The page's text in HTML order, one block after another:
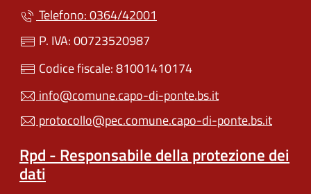
Telefono: 0364/42001
P. IVA: 00723520987
Codice fiscale: 81001410174
info@comune.capo-di-ponte.bs.it
protocollo@pec.comune.capo-di-ponte.bs.it
Rpd - Responsabile della protezione dei
dati